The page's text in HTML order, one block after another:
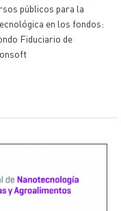
públicos para la
en los fondos:
Fiduciario de